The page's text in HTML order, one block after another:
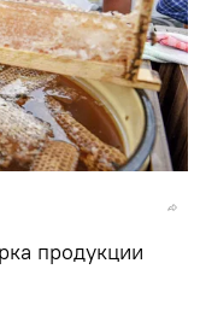
продукции